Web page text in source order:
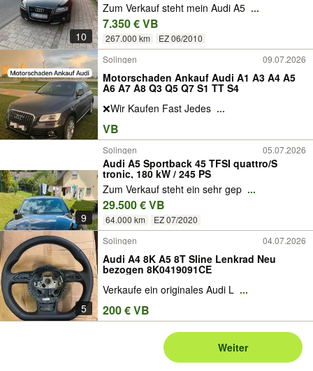
10
Zum Verkauf steht mein Audi A5 ...
7.350 € VB
267.000 km
EZ 06/2010
Solingen
09.07.2026
Motorschaden Ankauf Audi A1 A3 A4 A5
A6 A7 A8 Q3 Q5 Q7 S1 TT S4
❌Wir Kaufen Fast Jedes ...
VB
9
Solingen 05.07.2026
Audi A5 Sportback 45 TFSI quattro/S
tronic, 180 kW / 245 PS
Zum Verkauf steht ein sehr gep ...
29.500 € VB
64.000 km EZ 07/2020
5
Solingen 04.07.2026
Audi A4 8K A5 8T Sline Lenkrad Neu
bezogen 8K0419091CE
Verkaufe ein originales Audi L ...
200 € VB
Weiter